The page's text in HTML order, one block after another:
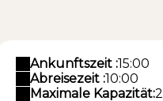
Ankunftszeit :15:00
Abreisezeit :10:00
Maximale Kapazität:2